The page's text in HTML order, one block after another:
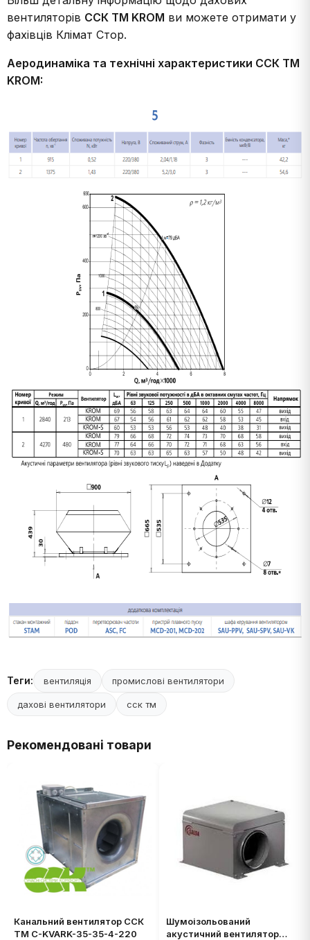
вентиляторів ССК ТМ KROM ви можете отримати у
фахівців Клімат Стор.
Аеродинаміка та технічні характеристики ССК ТМ
KROM:
Теги: вентиляція промислові вентилятори
дахові вентилятори сск тм
Рекомендовані товари
Канальний вентилятор ССК
ТМ C-KVARK-35-35-4-220
Шумоізольований
акустичний вентилятор